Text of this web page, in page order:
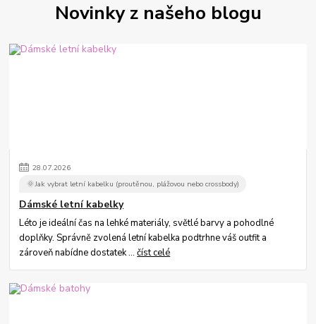
Novinky z našeho blogu
28.07.2026
🌞Jak vybrat letní kabelku (proutěnou, plážovou nebo crossbody)
Dámské letní kabelky
Léto je ideální čas na lehké materiály, světlé barvy a pohodlné
doplňky. Správně zvolená letní kabelka podtrhne váš outfit a
zároveň nabídne dostatek ...číst celé